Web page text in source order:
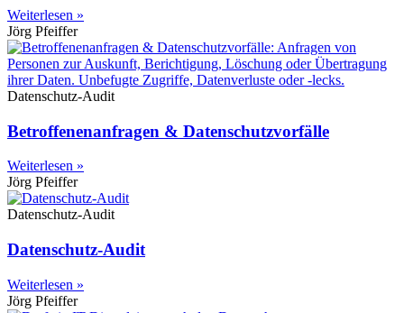
Weiterlesen »
Jörg Pfeiffer
Datenschutz-Audit
Betroffenenanfragen & Datenschutzvorfälle
Weiterlesen »
Jörg Pfeiffer
Datenschutz-Audit
Datenschutz-Audit
Weiterlesen »
Jörg Pfeiffer